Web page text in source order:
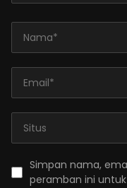
Simpan nama,
peramban ini